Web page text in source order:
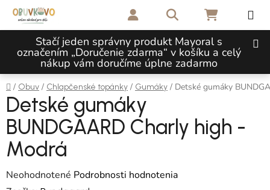
Prejsť na obsah
Stačí jeden správny produkt Mayoral s
označením „Doručenie zdarma“ v košíku a celý
nákup vám doručíme úplne zadarmo
Hľadať NÁKUPNÝ
Domov
/ Obuv / Chlapčenské topánky / Gumáky / Detské gumáky
Detské gumáky
BUNDGAARD Charly high -
Modrá
Priemerné hodnotenie produktu je 0,0 z 5 hviezdičiek.
Neohodnotené Podrobnosti hodnotenia